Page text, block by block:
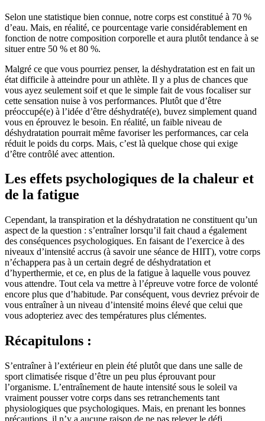
Selon une statistique bien connue, notre corps est constitué à 70 %
d’eau. Mais, en réalité, ce pourcentage varie considérablement en
fonction de notre composition corporelle et aura plutôt tendance à se
situer entre 50 % et 80 %.
Malgré ce que vous pourriez penser, la déshydratation est en fait un
état difficile à atteindre pour un athlète. Il y a plus de chances que
vous ayez seulement soif et que le simple fait de vous focaliser sur
cette sensation nuise à vos performances. Plutôt que d’être
préoccupé(e) à l’idée d’être déshydraté(e), buvez simplement quand
vous en éprouvez le besoin. En réalité, un faible niveau de
déshydratation pourrait même favoriser les performances, car cela
réduit le poids du corps. Mais, c’est là quelque chose qui exige
d’être contrôlé avec attention.
Les effets psychologiques de la chaleur et
de la fatigue
Cependant, la transpiration et la déshydratation ne constituent qu’un
aspect de la question : s’entraîner lorsqu’il fait chaud a également
des conséquences psychologiques. En faisant de l’exercice à des
niveaux d’intensité accrus (à savoir une séance de HIIT), votre corps
n’échappera pas à un certain degré de déshydratation et
d’hyperthermie, et ce, en plus de la fatigue à laquelle vous pouvez
vous attendre. Tout cela va mettre à l’épreuve votre force de volonté
encore plus que d’habitude. Par conséquent, vous devriez prévoir de
vous entraîner à un niveau d’intensité moins élevé que celui que
vous adopteriez avec des températures plus clémentes.
Récapitulons :
S’entraîner à l’extérieur en plein été plutôt que dans une salle de
sport climatisée risque d’être un peu plus éprouvant pour
l’organisme. L’entraînement de haute intensité sous le soleil va
vraiment pousser votre corps dans ses retranchements tant
physiologiques que psychologiques. Mais, en prenant les bonnes